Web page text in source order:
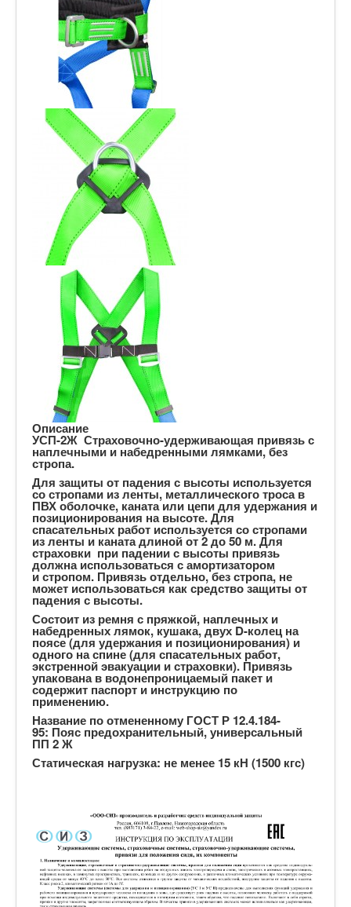
Описание
УСП-2Ж Страховочно-удерживающая привязь с
наплечными и набедренными лямками, без
стропа.
Для защиты от падения с высоты используется
со стропами из ленты, металлического троса в
ПВХ оболочке, каната или цепи для удержания и
позиционирования на высоте. Для
спасательных работ используется со стропами
из ленты и каната длиной от 2 до 50 м. Для
страховки при падении с высоты привязь
должна использоваться с амортизатором
и стропом. Привязь отдельно, без стропа, не
может использоваться как средство защиты от
падения с высоты.
Состоит из ремня с пряжкой, наплечных и
набедренных лямок, кушака, двух D-колец на
поясе (для удержания и позиционирования) и
одного на спине (для спасательных работ,
экстренной эвакуации и страховки). Привязь
упакована в водонепроницаемый пакет и
содержит паспорт и инструкцию по
применению.
Название по отмененному ГОСТ Р 12.4.184-
95: Пояс предохранительный, универсальный
ПП 2 Ж
Статическая нагрузка: не менее 15 кН (1500 кгс)